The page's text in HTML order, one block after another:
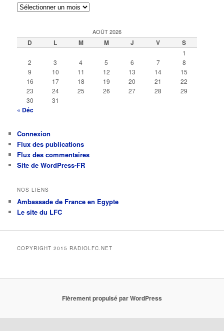
Archives
AOÛT 2026
D L M M J V S
1
2
3 4 5 6 7
8
9
10 11 12 13 14
15
16
17 18 19 20 21
22
23
24 25 26 27 28
29
30
31
« Déc
Connexion
Flux des publications
Flux des commentaires
Site de WordPress-FR
NOS LIENS
Ambassade de France en Egypte
Le site du LFC
COPYRIGHT 2015 RADIOLFC.NET
Fièrement propulsé par WordPress